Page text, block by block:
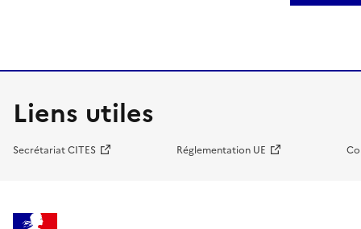
Liens utiles
Secrétariat CITES Réglementation UE